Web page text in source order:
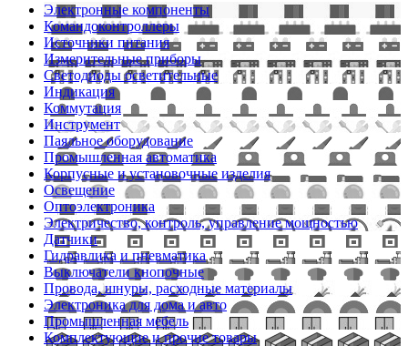
Электронные компоненты
Командоконтроллеры
Источники питания
Измерительные приборы
Светодиоды осветительные
Индикация
Коммутация
Инструмент
Паяльное оборудование
Промышленная автоматика
Корпусные и установочные изделия
Освещение
Оптоэлектроника
Электричество, контроль, управление мощностью
Датчики
Гидравлика и пневматика
Выключатели кнопочные
Провода, шнуры, расходные материалы
Электроника для дома и авто
Промышленная мебель
Комплектующие и прочие товары